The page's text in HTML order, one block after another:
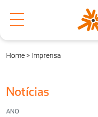
Quem Somos
Marcas
Home> Imprensa
Notícias
ANO